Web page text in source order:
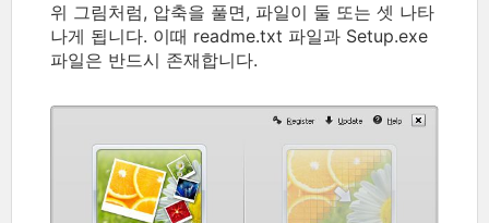
위 그림처럼, 압축을 풀면, 파일이 둘 또는 셋 나타
나게 됩니다. 이때 readme.txt 파일과 Setup.exe
파일은 반드시 존재합니다.